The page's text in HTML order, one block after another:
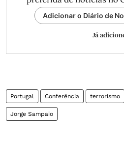
Adicionar o Diário de
Já
Portugal Conferência terrorismo
Jorge Sampaio